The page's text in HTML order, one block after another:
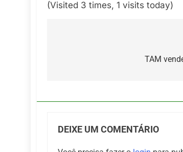
(Visited 3 times, 1 visits today)
TAM
DEIXE UM COMENTÁRIO